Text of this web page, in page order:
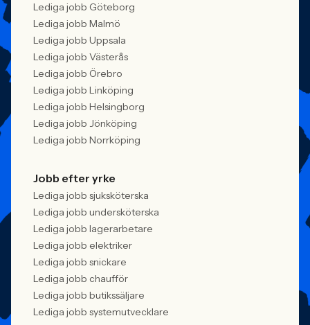
Lediga jobb Göteborg
Lediga jobb Malmö
Lediga jobb Uppsala
Lediga jobb Västerås
Lediga jobb Örebro
Lediga jobb Linköping
Lediga jobb Helsingborg
Lediga jobb Jönköping
Lediga jobb Norrköping
Jobb efter yrke
Lediga jobb sjuksköterska
Lediga jobb undersköterska
Lediga jobb lagerarbetare
Lediga jobb elektriker
Lediga jobb snickare
Lediga jobb chaufför
Lediga jobb butikssäljare
Lediga jobb systemutvecklare